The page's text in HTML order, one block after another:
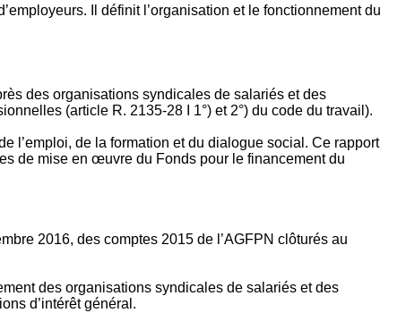
Il définit l’organisation et le fonctionnement du
des organisations syndicales de salariés et des
(article R. 2135‐28 I 1°) et 2°) du code du travail).
l’emploi, de la formation et du dialogue social. Ce rapport
de mise en œuvre du Fonds pour le financement du
2016, des comptes 2015 de l’AGFPN clôturés au
des organisations syndicales de salariés et des
d’intérêt général.